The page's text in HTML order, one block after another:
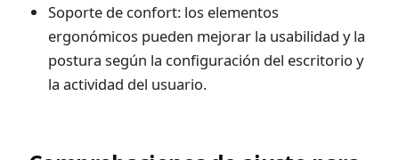
Soporte de confort: los elementos
ergonómicos pueden mejorar la usabilidad y la
postura según la configuración del escritorio y
la actividad del usuario.